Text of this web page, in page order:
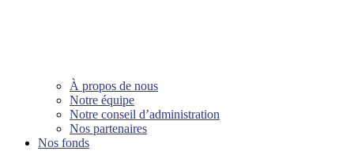
À propos de nous
Notre équipe
Notre conseil d’administration
Nos partenaires
Nos fonds